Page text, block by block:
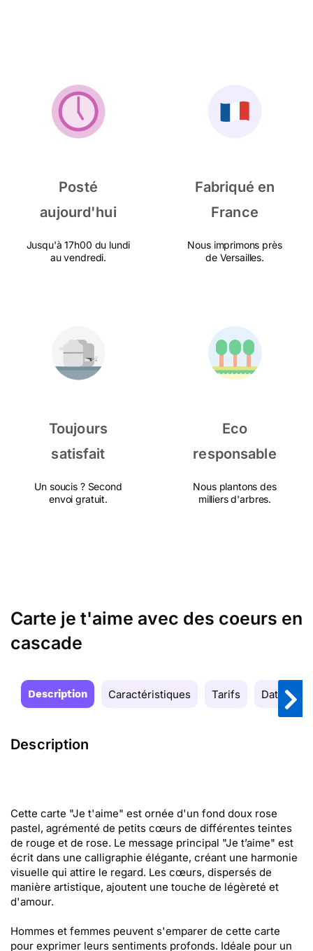
Posté
aujourd'hui
Jusqu'à 17h00 du lundi
au vendredi.
Fabriqué en
France
Nous imprimons près
de Versailles.
Toujours
satisfait
Un soucis ? Second
envoi gratuit.
Eco
responsable
Nous plantons des
milliers d'arbres.
Carte je t'aime avec des coeurs en
cascade
Description Caractéristiques Tarifs Date de
Description
Cette carte "Je t'aime" est ornée d'un fond doux rose
pastel, agrémenté de petits cœurs de différentes teintes
de rouge et de rose. Le message principal "Je t’aime" est
écrit dans une calligraphie élégante, créant une harmonie
visuelle qui attire le regard. Les cœurs, dispersés de
manière artistique, ajoutent une touche de légèreté et
d'amour.
Hommes et femmes peuvent s'emparer de cette carte
pour exprimer leurs sentiments profonds. Idéale pour un